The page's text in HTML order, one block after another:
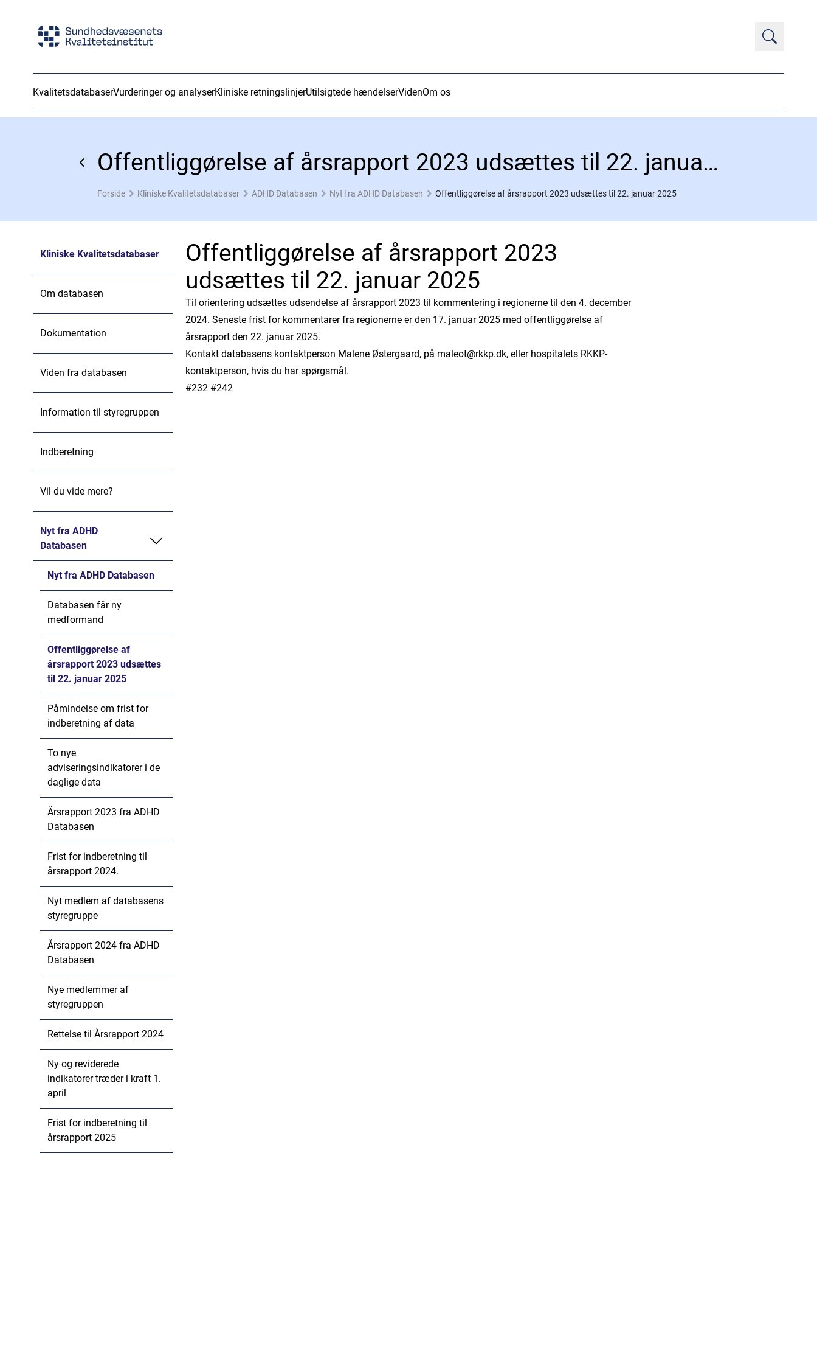
KvalitetsdatabaserVurderinger og analyserKliniske retningslinjerUtilsigtede hændelserVidenOm os
Offentliggørelse af årsrapport 2023 udsættes til 22. januar 2025
Forside Kliniske Kvalitetsdatabaser ADHD Databasen Nyt fra ADHD Databasen Offentliggørelse af årsrapport 2023 udsættes til 22. januar 2025
Kliniske Kvalitetsdatabaser
Om databasen
Dokumentation
Viden fra databasen
Information til styregruppen
Indberetning
Vil du vide mere?
Nyt fra ADHD
Databasen
Nyt fra ADHD Databasen
Databasen får ny
medformand
Offentliggørelse af
årsrapport 2023 udsættes
til 22. januar 2025
Påmindelse om frist for
indberetning af data
To nye
adviseringsindikatorer i de
daglige data
Årsrapport 2023 fra ADHD
Databasen
Frist for indberetning til
årsrapport 2024.
Nyt medlem af databasens
styregruppe
Årsrapport 2024 fra ADHD
Databasen
Nye medlemmer af
styregruppen
Rettelse til Årsrapport 2024
Ny og reviderede
indikatorer træder i kraft 1.
april
Frist for indberetning til
årsrapport 2025
Offentliggørelse af årsrapport 2023
udsættes til 22. januar 2025
Til orientering udsættes udsendelse af årsrapport 2023 til kommentering i regionerne til den 4. december
2024. Seneste frist for kommentarer fra regionerne er den 17. januar 2025 med offentliggørelse af
årsrapport den 22. januar 2025.
Kontakt databasens kontaktperson Malene Østergaard, på maleot@rkkp.dk, eller hospitalets RKKP-
kontaktperson, hvis du har spørgsmål.
#232 #242